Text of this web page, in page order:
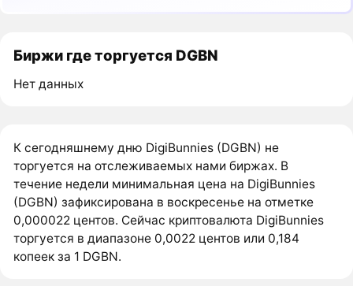
Биржи где торгуется DGBN
Нет данных
К сегодняшнему дню DigiBunnies (DGBN) не
торгуется на отслеживаемых нами биржах. В
течение недели минимальная цена на DigiBunnies
(DGBN) зафиксирована в воскресенье на отметке
0,000022 центов. Сейчас криптовалюта DigiBunnies
торгуется в диапазоне 0,0022 центов или 0,184
копеек за 1 DGBN.